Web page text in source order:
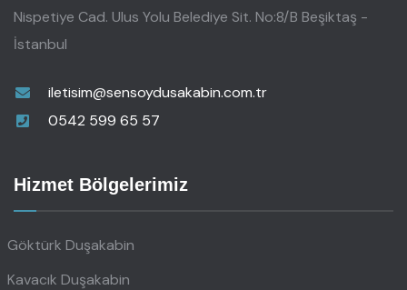
Nispetiye Cad. Ulus Yolu Belediye Sit. No:8/B Beşiktaş -
İstanbul
iletisim@sensoydusakabin.com.tr
0542 599 65 57
Hizmet Bölgelerimiz
Göktürk Duşakabin
Kavacık Duşakabin